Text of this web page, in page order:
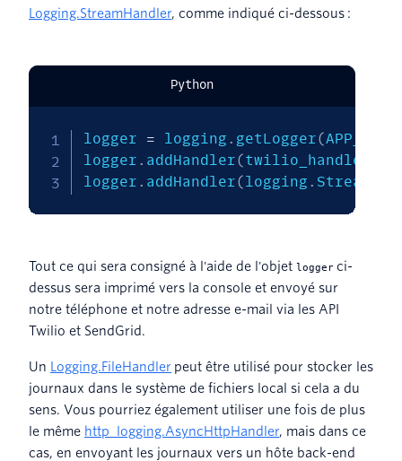
Logging.StreamHandler, comme indiqué ci-dessous :
Python
logger = logging . getLogger(APP_NAME
logger . addHandler(twilio_handler
logger . addHandler(logging .
Tout ce qui sera consigné à l'aide de l'objet logger ci-
dessus sera imprimé vers la console et envoyé sur
notre téléphone et notre adresse e-mail via les API
Twilio et SendGrid.
Un Logging.FileHandler peut être utilisé pour stocker les
journaux dans le système de fichiers local si cela a du
sens. Vous pourriez également utiliser une fois de plus
le même http_logging.AsyncHttpHandler, mais dans ce
cas, en envoyant les journaux vers un hôte back-end